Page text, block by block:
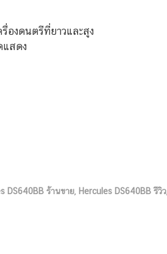
องดนตรีที่ยาวและสูง
แสดง
DS640BB ร้านขาย Hercules DS640BB รีวิว